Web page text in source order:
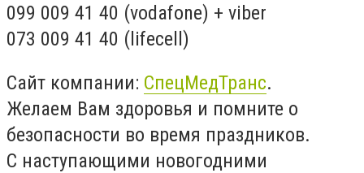
099 009 41 40 (vodafone) + viber
073 009 41 40 (lifecell)
Сайт компании: СпецМедТранс.
Желаем Вам здоровья и помните о
безопасности во время праздников.
С наступающими новогодними